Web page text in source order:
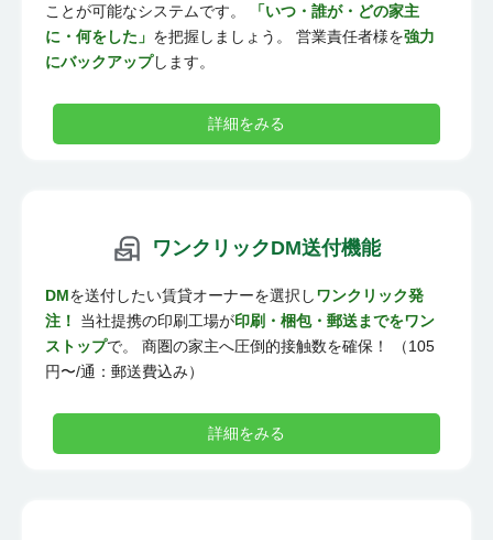
ことが可能なシステムです。
「いつ・誰が・どの家主
に・何をした」 を把握しましょう。 営業責任者様を強力
にバックアップします。
詳細をみる
ワンクリックDM送付機能
DMを送付したい賃貸オーナーを選択しワンクリック発
注！
当社提携の印刷工場が印刷・梱包・郵送までをワン
ストップで。 商圏の家主へ圧倒的接触数を確保！ （105
円〜/通：郵送費込み）
詳細をみる